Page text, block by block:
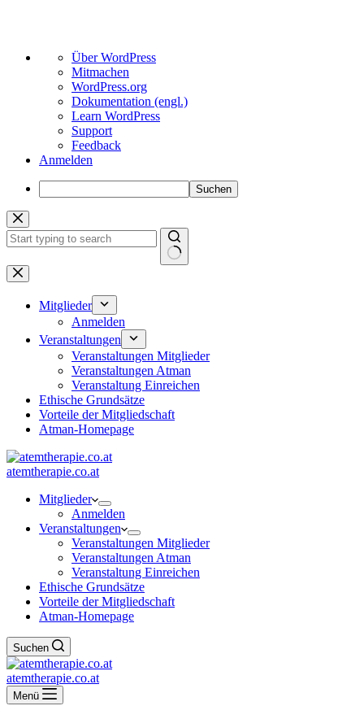
Über
WordPress
Über WordPress
Mitmachen
WordPress.org
Dokumentation (engl.)
Learn WordPress
Support
Feedback
Anmelden
Suchen
Zum
Inhalt
springen
Keine
Ergebnisse
Mitglieder
Anmelden
Veranstaltungen
Veranstaltungen Mitglieder
Veranstaltungen Atman
Veranstaltung Einreichen
Ethische Grundsätze
Vorteile der Mitgliedschaft
Atman-Homepage
atemtherapie.co.at
Mitglieder
Anmelden
Veranstaltungen
Veranstaltungen Mitglieder
Veranstaltungen Atman
Veranstaltung Einreichen
Ethische Grundsätze
Vorteile der Mitgliedschaft
Atman-Homepage
Suchen
atemtherapie.co.at
Menü